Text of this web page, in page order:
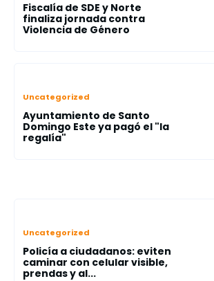
Fiscalía de SDE y Norte
finaliza jornada contra
Violencia de Género
Uncategorized
Ayuntamiento de Santo
Domingo Este ya pagó el "la
regalía"
Uncategorized
Policía a ciudadanos: eviten
caminar con celular visible,
prendas y al...